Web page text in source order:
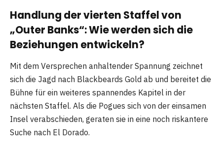
Handlung der vierten Staffel von
„Outer Banks“: Wie werden sich die
Beziehungen entwickeln?
Mit dem Versprechen anhaltender Spannung zeichnet
sich die Jagd nach Blackbeards Gold ab und bereitet die
Bühne für ein weiteres spannendes Kapitel in der
nächsten Staffel. Als die Pogues sich von der einsamen
Insel verabschieden, geraten sie in eine noch riskantere
Suche nach El Dorado.